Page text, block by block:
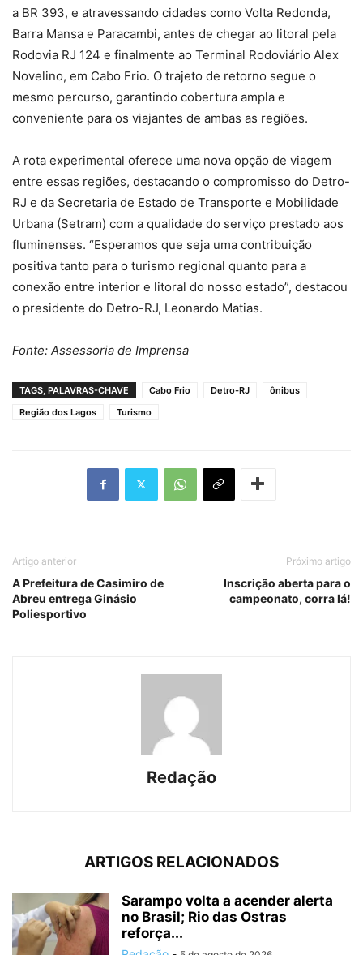
a BR 393, e atravessando cidades como Volta Redonda,
Barra Mansa e Paracambi, antes de chegar ao litoral pela
Rodovia RJ 124 e finalmente ao Terminal Rodoviário Alex
Novelino, em Cabo Frio. O trajeto de retorno segue o
mesmo percurso, garantindo cobertura ampla e
conveniente para os viajantes de ambas as regiões.
A rota experimental oferece uma nova opção de viagem
entre essas regiões, destacando o compromisso do Detro-
RJ e da Secretaria de Estado de Transporte e Mobilidade
Urbana (Setram) com a qualidade do serviço prestado aos
fluminenses. “Esperamos que seja uma contribuição
positiva tanto para o turismo regional quanto para a
conexão entre interior e litoral do nosso estado”, destacou
o presidente do Detro-RJ, Leonardo Matias.
Fonte: Assessoria de Imprensa
TAGS, PALAVRAS-CHAVE Cabo Frio Detro-RJ
ônibus
Região dos Lagos
Turismo
Artigo anterior
A Prefeitura de Casimiro de
Abreu entrega Ginásio
Poliesportivo
Próximo artigo
Inscrição aberta para o
campeonato, corra lá!
Redação
ARTIGOS RELACIONADOS
Sarampo volta a acender alerta
no Brasil; Rio das Ostras
reforça...